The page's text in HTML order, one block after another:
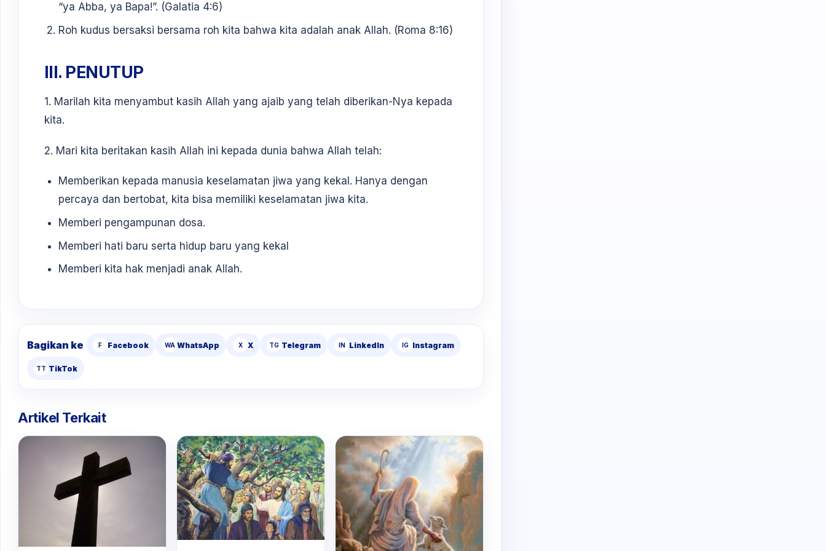
“ya Abba, ya Bapa!”. (Galatia 4:6)
Roh kudus bersaksi bersama roh kita bahwa kita adalah anak Allah. (Roma 8:16)
III. PENUTUP
1. Marilah kita menyambut kasih Allah yang ajaib yang telah diberikan-Nya kepada
kita.
2. Mari kita beritakan kasih Allah ini kepada dunia bahwa Allah telah:
Memberikan kepada manusia keselamatan jiwa yang kekal. Hanya dengan
percaya dan bertobat, kita bisa memiliki keselamatan jiwa kita.
Memberi pengampunan dosa.
Memberi hati baru serta hidup baru yang kekal
Memberi kita hak menjadi anak Allah.
Bagikan ke F Facebook WA WhatsApp X X TG Telegram IN LinkedIn IG Instagram
TT TikTok
Artikel Terkait